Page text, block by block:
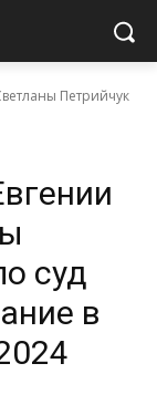
Петрийчук
суд
в